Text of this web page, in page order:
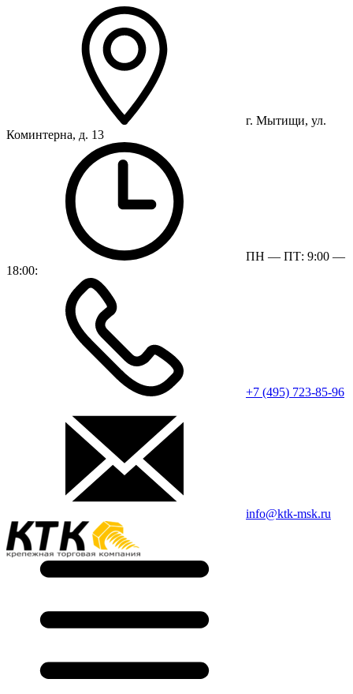
г. Мытищи, ул.
Коминтерна, д. 13
ПН — ПТ: 9:00 —
18:00:
+7 (495) 723-85-96
info@ktk-msk.ru